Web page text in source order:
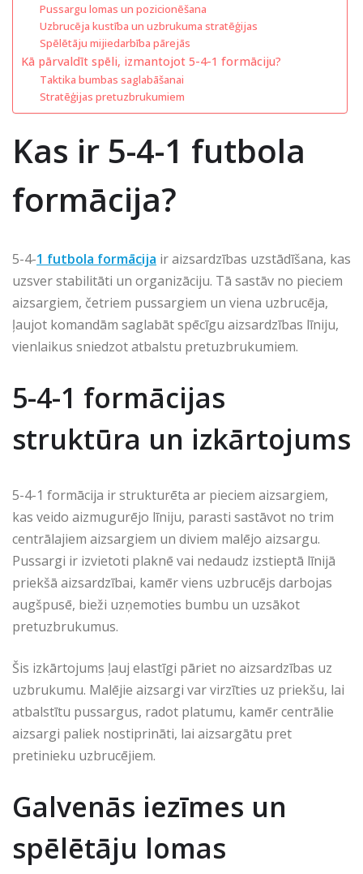
Pussargu lomas un pozicionēšana
Uzbrucēja kustība un uzbrukuma stratēģijas
Spēlētāju mijiedarbība pārejās
Kā pārvaldīt spēli, izmantojot 5-4-1 formāciju?
Taktika bumbas saglabāšanai
Stratēģijas pretuzbrukumiem
Kas ir 5-4-1 futbola
formācija?
5-4-1 futbola formācija ir aizsardzības uzstādīšana, kas
uzsver stabilitāti un organizāciju. Tā sastāv no pieciem
aizsargiem, četriem pussargiem un viena uzbrucēja,
ļaujot komandām saglabāt spēcīgu aizsardzības līniju,
vienlaikus sniedzot atbalstu pretuzbrukumiem.
5-4-1 formācijas
struktūra un izkārtojums
5-4-1 formācija ir strukturēta ar pieciem aizsargiem,
kas veido aizmugurējo līniju, parasti sastāvot no trim
centrālajiem aizsargiem un diviem malējo aizsargu.
Pussargi ir izvietoti plaknē vai nedaudz izstieptā līnijā
priekšā aizsardzībai, kamēr viens uzbrucējs darbojas
augšpusē, bieži uzņemoties bumbu un uzsākot
pretuzbrukumus.
Šis izkārtojums ļauj elastīgi pāriet no aizsardzības uz
uzbrukumu. Malējie aizsargi var virzīties uz priekšu, lai
atbalstītu pussargus, radot platumu, kamēr centrālie
aizsargi paliek nostiprināti, lai aizsargātu pret
pretinieku uzbrucējiem.
Galvenās iezīmes un
spēlētāju lomas